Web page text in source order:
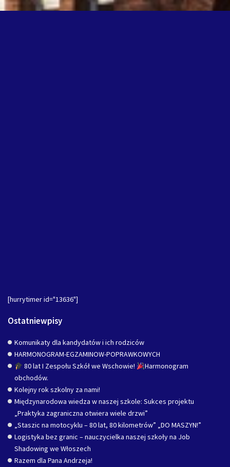
[hurrytimer id="13636"]
Ostatniewpisy
Komunikaty dla kandydatów i ich rodziców
HARMONOGRAM-EGZAMINOW-POPRAWKOWYCH
80 lat I Zespołu Szkół we Wschowie!
Harmonogram
obchodów.
Kolejny rok szkolny za nami!
Międzynarodowa wiedza w naszej szkole: Sukces projektu
„Praktyka zagraniczna otwiera wiele drzwi”
„Staszic na motocyklu – 80 lat, 80 kilometrów” „DO MASZYN!”
Logistyka bez granic – nauczycielka naszej szkoły na Job
Shadowing we Włoszech
Razem dla Pana Andrzeja!